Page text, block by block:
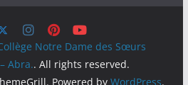
Notre Dame des Sœurs
Abra.. All rights reserved.
Powered by WordPress.